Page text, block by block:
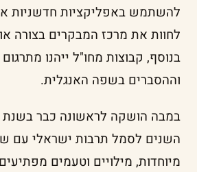
להשתמש באפליקציות חדשניות
לחוות את מרכז המבקרים בצורה
בנוסף, קבוצות מחו"ל ייהנו
וההסברים בשפה האנגלית.
השנים לסמל תרבות ישראלי עם
מיוחדות, מילויים וטעמים